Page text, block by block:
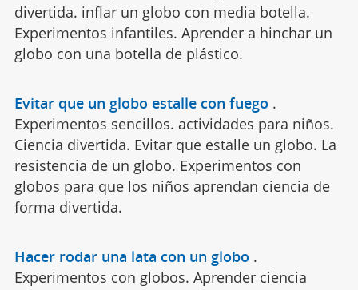
divertida. inflar un globo con media botella.
Experimentos infantiles. Aprender a hinchar un
globo con una botella de plástico.
Evitar que un globo estalle con fuego .
Experimentos sencillos. actividades para niños.
Ciencia divertida. Evitar que estalle un globo. La
resistencia de un globo. Experimentos con
globos para que los niños aprendan ciencia de
forma divertida.
Hacer rodar una lata con un globo .
Experimentos con globos. Aprender ciencia